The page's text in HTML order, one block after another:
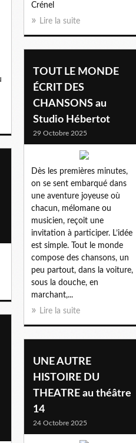
Crénel
Lire la suite
TOUT LE MONDE
ÉCRIT DES
CHANSONS au
Studio Hébertot
29 Octobre 2025
Dès les premières minutes,
on se sent embarqué dans
une aventure joyeuse où
chacun, mélomane ou
musicien, reçoit une
invitation à participer. L’idée
est simple. Tout le monde
compose des chansons, un
peu partout, dans la voiture,
sous la douche, en
marchant,...
Lire la suite
UNE AUTRE
HISTOIRE DU
THEATRE au théâtre
14
24 Octobre 2025